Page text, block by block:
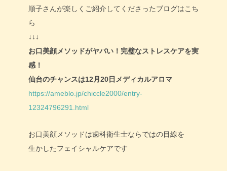
順子さんが楽しくご紹介してくださったブログはこち
ら
↓↓↓
お口美顔メソッドがヤバい！完璧なストレスケアを実
感！
仙台のチャンスは12月20日メディカルアロマ
https://ameblo.jp/chiccle2000/entry-
12324796291.html
お口美顔メソッドは歯科衛生士ならではの目線を
生かしたフェイシャルケアです